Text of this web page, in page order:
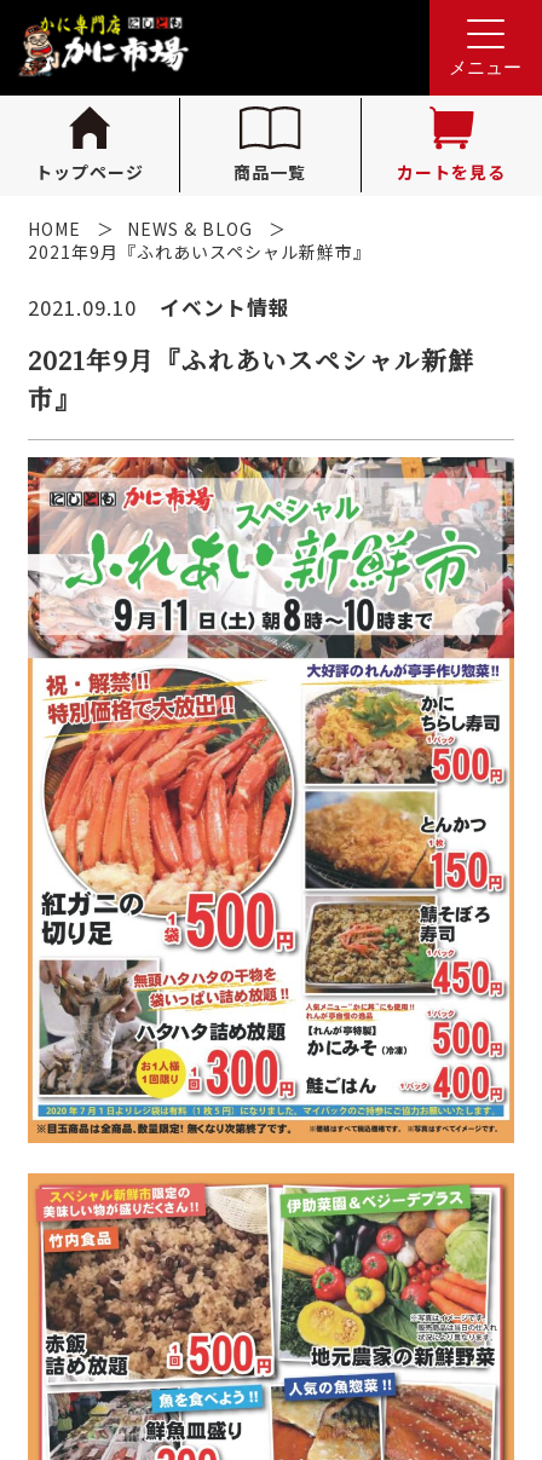
メニュー
トップページ 商品一覧 カートを見る
れんが亭へのお問い合わせ
tel.0796-36-1341
（受付時間 10:00〜16:00）
HOME
NEWS & BLOG
2021年9月『ふれあいスペシャル新鮮市』
2021.09.10 イベント情報
2021年9月『ふれあいスペシャル新鮮
市』